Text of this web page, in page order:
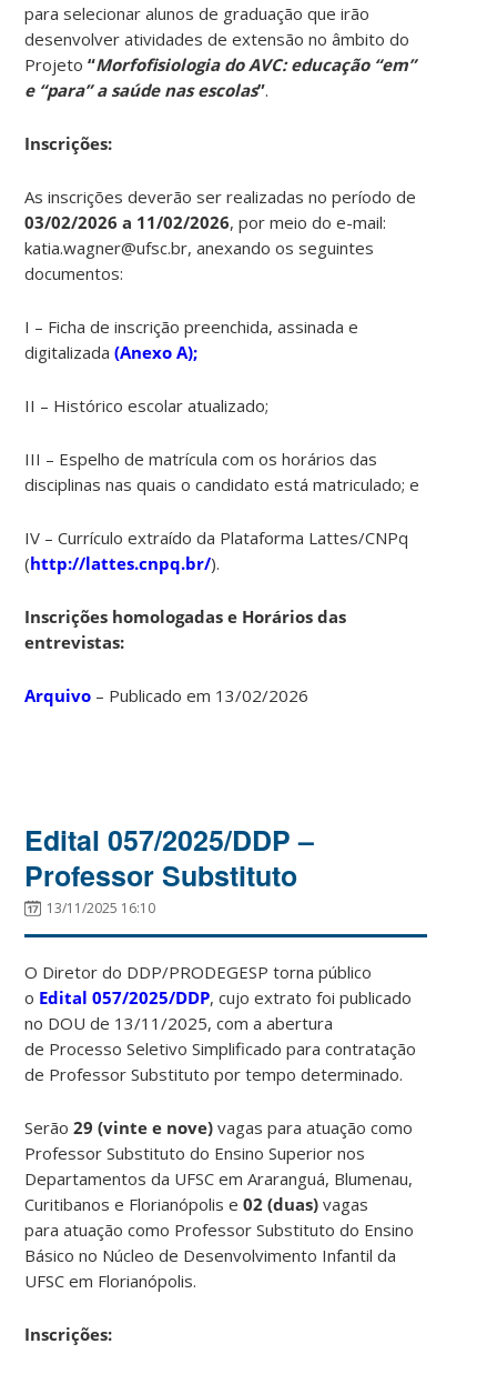
para selecionar alunos de graduação que irão
desenvolver atividades de extensão no âmbito do
Projeto“Morfofisiologia do AVC: educação “em”
e “para” a saúde nas escolas”.
Inscrições:
As inscrições deverão ser realizadas no período de
03/02/2026 a 11/02/2026, por meio do e-mail:
katia.wagner@ufsc.br, anexando os seguintes
documentos:
I – Ficha de inscrição preenchida, assinada e
digitalizada(Anexo A);
II – Histórico escolar atualizado;
III – Espelho de matrícula com os horários das
disciplinas nas quais o candidato está matriculado; e
IV – Currículo extraído da Plataforma Lattes/CNPq
(http://lattes.cnpq.br/).
Inscrições homologadas e Horários das
entrevistas:
Arquivo – Publicado em 13/02/2026
Edital 057/2025/DDP –
Professor Substituto
13/11/2025 16:10
O Diretor do DDP/PRODEGESP torna público
o Edital 057/2025/DDP, cujo extrato foi publicado
no DOU de 13/11/2025, com a abertura
de Processo Seletivo Simplificado para contratação
de Professor Substituto por tempo determinado.
Serão29 (vinte e nove) vagas para atuação como
Professor Substituto do Ensino Superior nos
Departamentos da UFSC em Araranguá, Blumenau,
Curitibanos e Florianópolis e02 (duas) vagas
para atuação como Professor Substituto do Ensino
Básico no Núcleo de Desenvolvimento Infantil da
UFSC em Florianópolis.
Inscrições: